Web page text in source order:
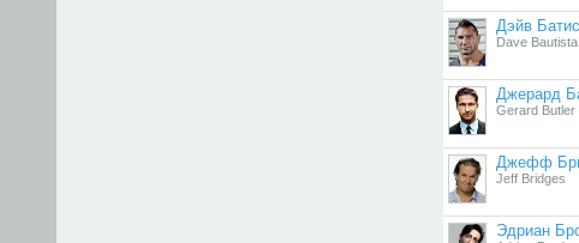
Дэйв
Dave Bautista
Джерард
Gerard Butler
Джефф
Jeff Bridges
Эдриан